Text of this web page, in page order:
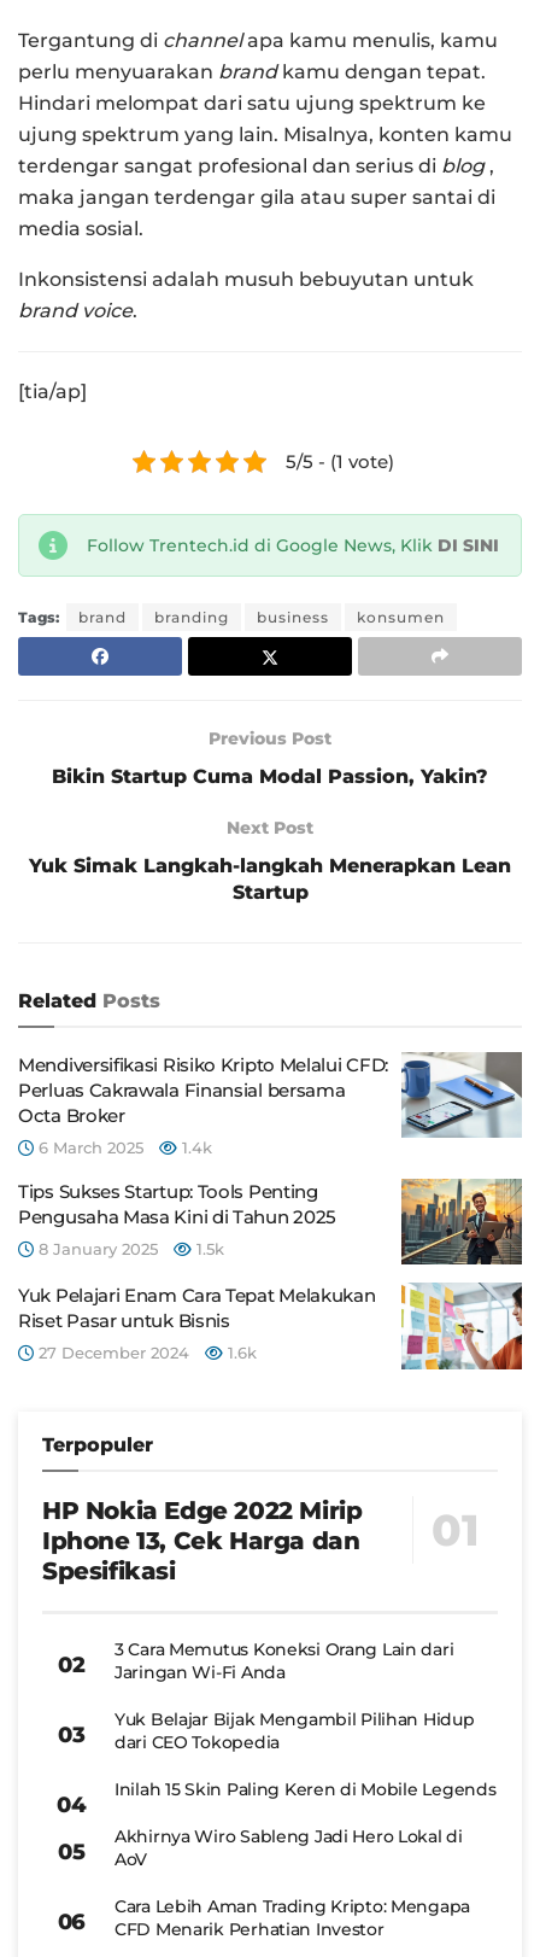
Tergantung di channelapa kamu menulis, kamu
perlu menyuarakan brandkamu dengan tepat.
Hindari melompat dari satu ujung spektrum ke
ujung spektrum yang lain. Misalnya, konten kamu
terdengar sangat profesional dan serius di blog,
maka jangan terdengar gila atau super santai di
media sosial.
Inkonsistensi adalah musuh bebuyutan untuk
brand voice.
[tia/ap]
5/5 - (1 vote)
Follow Trentech.id di Google News, Klik DI SINI
Tags: brand branding business konsumen
Previous Post
Bikin Startup Cuma Modal Passion, Yakin?
Next Post
Yuk Simak Langkah-langkah Menerapkan Lean
Startup
Related Posts
Mendiversifikasi Risiko Kripto Melalui CFD:
Perluas Cakrawala Finansial bersama
Octa Broker
6 March 2025 1.4k
Tips Sukses Startup: Tools Penting
Pengusaha Masa Kini di Tahun 2025
8 January 2025 1.5k
Yuk Pelajari Enam Cara Tepat Melakukan
Riset Pasar untuk Bisnis
27 December 2024 1.6k
Terpopuler
HP Nokia Edge 2022 Mirip
Iphone 13, Cek Harga dan
Spesifikasi
3 Cara Memutus Koneksi Orang Lain dari
Jaringan Wi-Fi Anda
Yuk Belajar Bijak Mengambil Pilihan Hidup
dari CEO Tokopedia
Inilah 15 Skin Paling Keren di Mobile Legends
Akhirnya Wiro Sableng Jadi Hero Lokal di
AoV
Cara Lebih Aman Trading Kripto: Mengapa
CFD Menarik Perhatian Investor